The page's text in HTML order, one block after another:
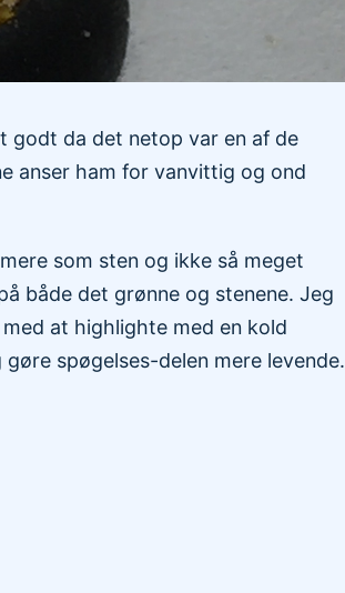
godt da det netop var en af de
anser ham for vanvittig og ond
som sten og ikke så meget
både det grønne og stenene. Jeg
at highlighte med en kold
spøgelses-delen mere levende.